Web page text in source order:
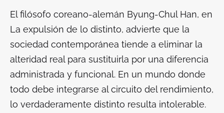
El filósofo coreano-alemán Byung-Chul Han, en
La expulsión de lo distinto, advierte que la
sociedad contemporánea tiende a eliminar la
alteridad real para sustituirla por una diferencia
administrada y funcional. En un mundo donde
todo debe integrarse al circuito del rendimiento,
lo verdaderamente distinto resulta intolerable.